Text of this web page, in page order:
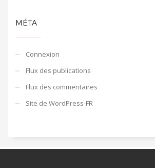
MÉTA
Connexion
Flux des publications
Flux des commentaires
Site de WordPress-FR